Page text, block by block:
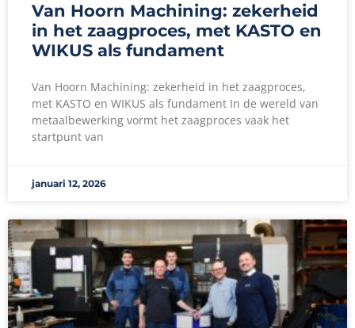
Van Hoorn Machining: zekerheid
in het zaagproces, met KASTO en
WIKUS als fundament
Van Hoorn Machining: zekerheid in het zaagproces,
met KASTO en WIKUS als fundament In de wereld van
metaalbewerking vormt het zaagproces vaak het
startpunt van
januari 12, 2026